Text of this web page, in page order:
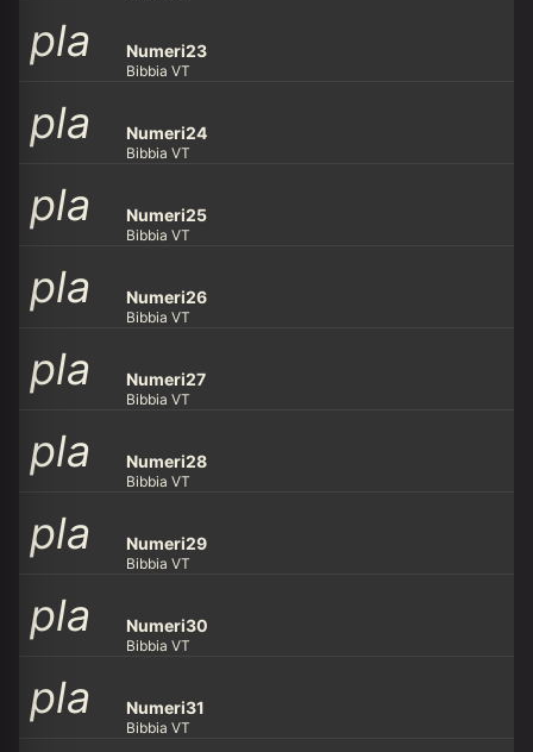
row
y_ar
row
pla
y_ar
row
Numeri23
Bibbia VT
pla
y_ar
row
Numeri24
Bibbia VT
pla
y_ar
row
Numeri25
Bibbia VT
pla
y_ar
row
Numeri26
Bibbia VT
pla
y_ar
row
Numeri27
Bibbia VT
pla
y_ar
row
Numeri28
Bibbia VT
pla
y_ar
row
Numeri29
Bibbia VT
pla
y_ar
Numeri30
Bibbia VT
pla
Numeri31
Bibbia VT